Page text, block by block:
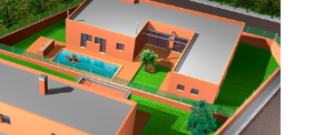
– HABITATGES
A LLAGOSTERA